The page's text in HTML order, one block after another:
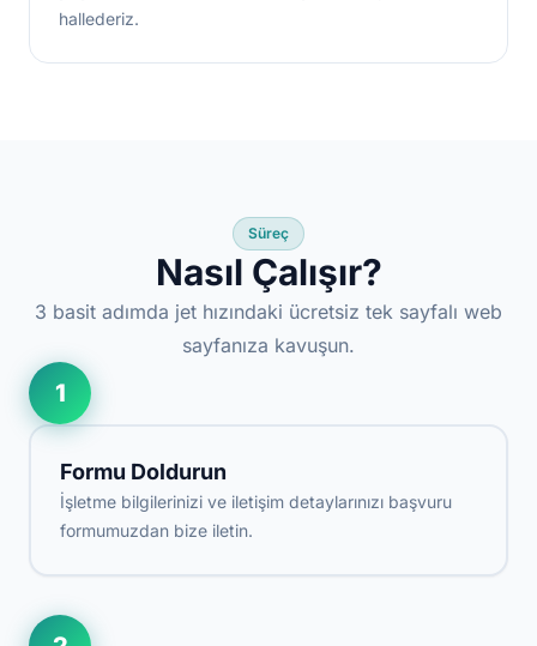
hallederiz.
Süreç
Nasıl Çalışır?
3 basit adımda jet hızındaki ücretsiz tek sayfalı web
sayfanıza kavuşun.
1
Formu Doldurun
İşletme bilgilerinizi ve iletişim detaylarınızı başvuru
formumuzdan bize iletin.